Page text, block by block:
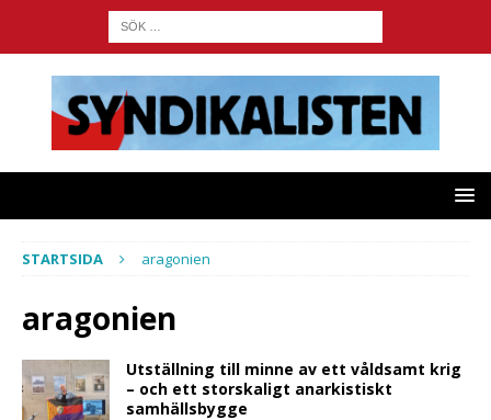
STARTSIDA aragonien
aragonien
Utställning till minne av ett våldsamt krig
– och ett storskaligt anarkistiskt
samhällsbygge